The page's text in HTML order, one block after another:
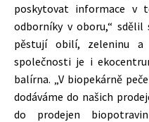
poskytovat informace v
odborníky v oboru,“
pěstují obilí, zeleninu a
společnosti je i
balírna. „V biopekárně
dodáváme do našich
do prodejen